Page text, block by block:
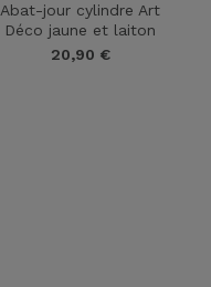
Abat-jour cylindre Art
Déco jaune et laiton
20,90 €